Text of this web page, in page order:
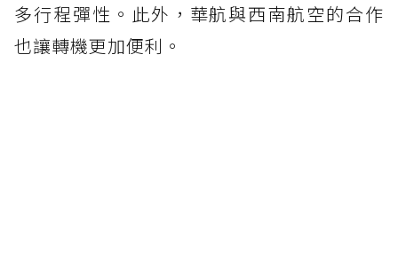
多行程彈性。此外，華航與西南航空的合作
也讓轉機更加便利。